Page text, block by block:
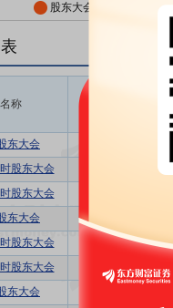
股东大会公告日前一交易
称 议题涉
东大会 利润分配方案,年
股东大会
增发新股
股东大会
东大会
利润分配方案,年
股东大会
-
股东大会
-
东大会